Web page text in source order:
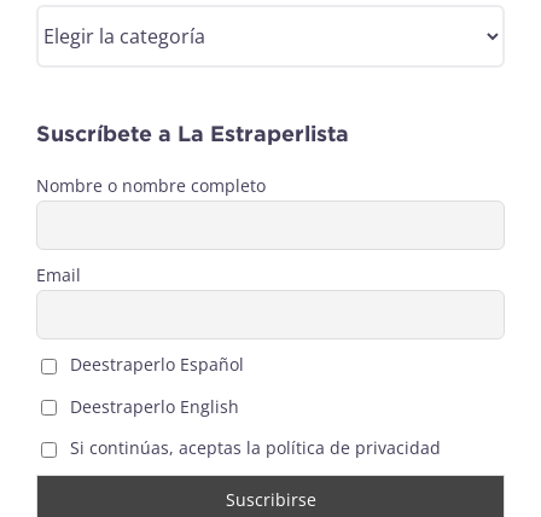
Suscríbete a La Estraperlista
Nombre o nombre completo
Email
Deestraperlo Español
Deestraperlo English
Si continúas, aceptas la política de privacidad